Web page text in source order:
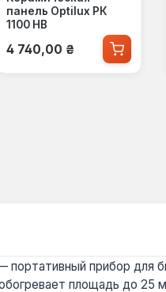
панель Optilux РК
1100 НВ
Обычная цена:
4 740,00 ₴
портативный прибор для
площадь до 25